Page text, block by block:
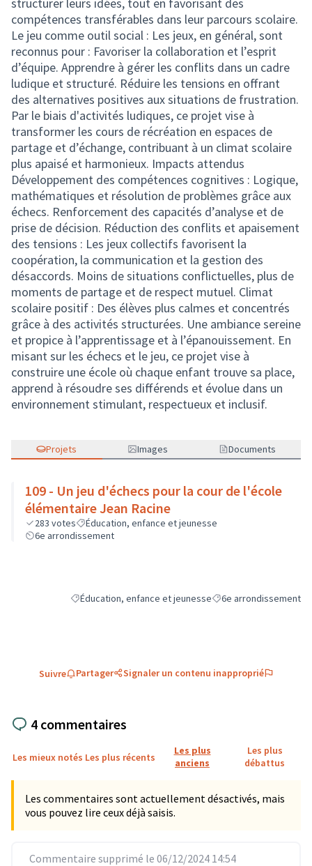
compétences transférables dans leur parcours scolaire.
Le jeu comme outil social : Les jeux, en général, sont
reconnus pour : Favoriser la collaboration et l’esprit
d’équipe. Apprendre à gérer les conflits dans un cadre
ludique et structuré. Réduire les tensions en offrant
des alternatives positives aux situations de frustration.
Par le biais d'activités ludiques, ce projet vise à
transformer les cours de récréation en espaces de
partage et d’échange, contribuant à un climat scolaire
plus apaisé et harmonieux. Impacts attendus
Développement des compétences cognitives : Logique,
mathématiques et résolution de problèmes grâce aux
échecs. Renforcement des capacités d’analyse et de
prise de décision. Réduction des conflits et apaisement
des tensions : Les jeux collectifs favorisent la
coopération, la communication et la gestion des
désaccords. Moins de situations conflictuelles, plus de
moments de partage et de respect mutuel. Climat
scolaire positif : Des élèves plus calmes et concentrés
grâce à des activités structurées. Une ambiance sereine
et propice à l’apprentissage et à l’épanouissement. En
misant sur les échecs et le jeu, ce projet vise à
construire une école où chaque enfant trouve sa place,
apprend à résoudre ses différends et évolue dans un
environnement stimulant, respectueux et inclusif.
Projets Images Documents
109 - Un jeu d'échecs pour la cour de l'école
élémentaire Jean Racine
283 votes
Éducation, enfance et jeunesse
6e arrondissement
Filtrer les résultats de la catégorie : Éducation, enfance
Éducation, enfance et jeunesseFiltrer les résultats
6e arrondissement
Suivre Partager Signaler un contenu inapproprié
4 commentaires
Les mieux notés Les plus récents
Les plus
anciens
Les plus
débattus
Les commentaires sont actuellement désactivés, mais
vous pouvez lire ceux déjà saisis.
Commentaire supprimé le 06/12/2024 14:54